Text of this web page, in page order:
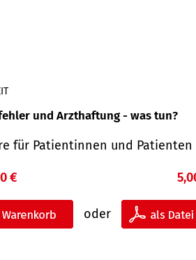
und Arzthaftung - was tun?
für Patientinnen und
€
oder